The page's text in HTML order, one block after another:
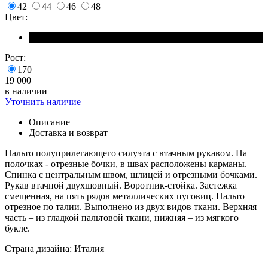
42
44 46
48
Цвет:
Рост:
170
19 000
в наличии
Уточнить наличие
Описание
Доставка и возврат
Пальто полуприлегающего силуэта с втачным рукавом. На
полочках - отрезные бочки, в швах расположены карманы.
Спинка с центральным швом, шлицей и отрезными бочками.
Рукав втачной двухшовный. Воротник-стойка. Застежка
смещенная, на пять рядов металлических пуговиц. Пальто
отрезное по талии. Выполнено из двух видов ткани. Верхняя
часть – из гладкой пальтовой ткани, нижняя – из мягкого
букле.
Страна дизайна: Италия